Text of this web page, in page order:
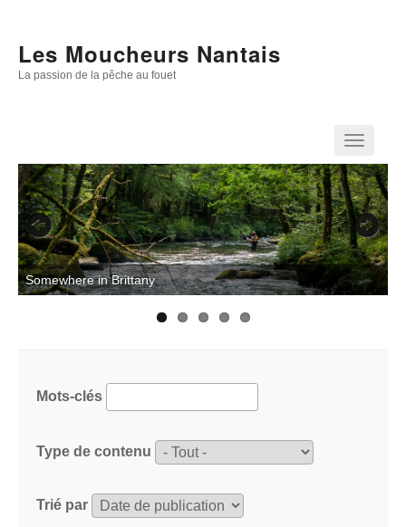
Les Moucheurs Nantais
La passion de la pêche au fouet
Principale
Somewhere in Brittany
Previous Next
Mots-clés
Type de contenu
Trié par